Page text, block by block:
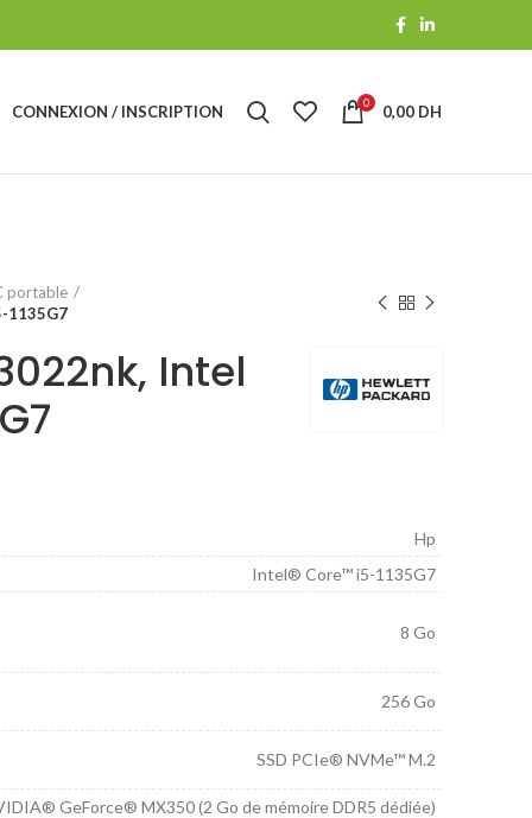
CONNEXION / INSCRIPTION 0 0,00 DH
portable
1135G7
Intel
Hp
Intel® Core™ i5-1135G7
8 Go
256 Go
SSD PCIe® NVMe™ M.2
GeForce® MX350 (2 Go de mémoire DDR5 dédiée)